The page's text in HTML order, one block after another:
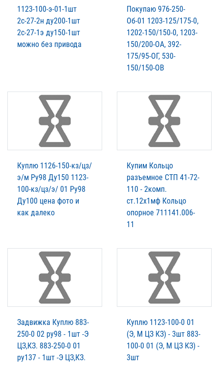
1123-100-э-01-1шт
2с-27-2н ду200-1шт
2с-27-1э ду150-1шт
можно без привода
Покупаю 976-250-
Об-01 1203-125/175-0,
1202-150/150-0, 1203-
150/200-ОА, 392-
175/95-ОГ, 530-
150/150-ОВ
Куплю 1126-150-кз/цз/
э/м Ру98 Ду150 1123-
100-кз/цз/э/ 01 Ру98
Ду100 цена фото и
как далеко
Купим Кольцо
разъемное СТП 41-72-
110 - 2комп.
ст.12х1мф Кольцо
опорное 711141.006-
11
Задвижка Куплю 883-
250-0 02 ру98 - 1шт -Э
ЦЗ,КЗ. 883-250-0 01
ру137 - 1шт -Э ЦЗ,КЗ.
Куплю 1123-100-0 01
(Э, М ЦЗ КЗ) - 3шт 883-
100-0 01 (Э, М ЦЗ КЗ) -
3шт